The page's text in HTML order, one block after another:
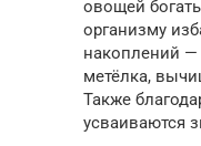
овощей
организму
накоплений —
метёлка,
Также
усваиваются